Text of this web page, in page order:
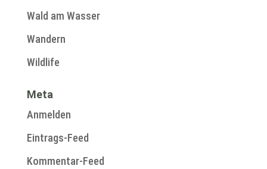
Wald am Wasser
Wandern
Wildlife
Meta
Anmelden
Eintrags-Feed
Kommentar-Feed